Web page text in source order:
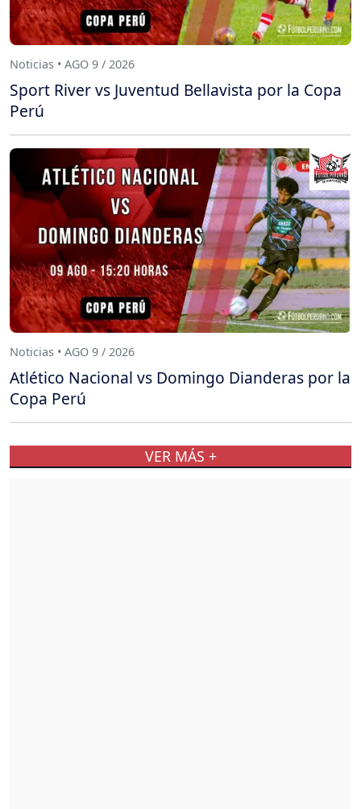
Noticias • AGO 9 / 2026
Sport River vs Juventud Bellavista por la Copa
Perú
Noticias • AGO 9 / 2026
Atlético Nacional vs Domingo Dianderas por la
Copa Perú
VER MÁS +